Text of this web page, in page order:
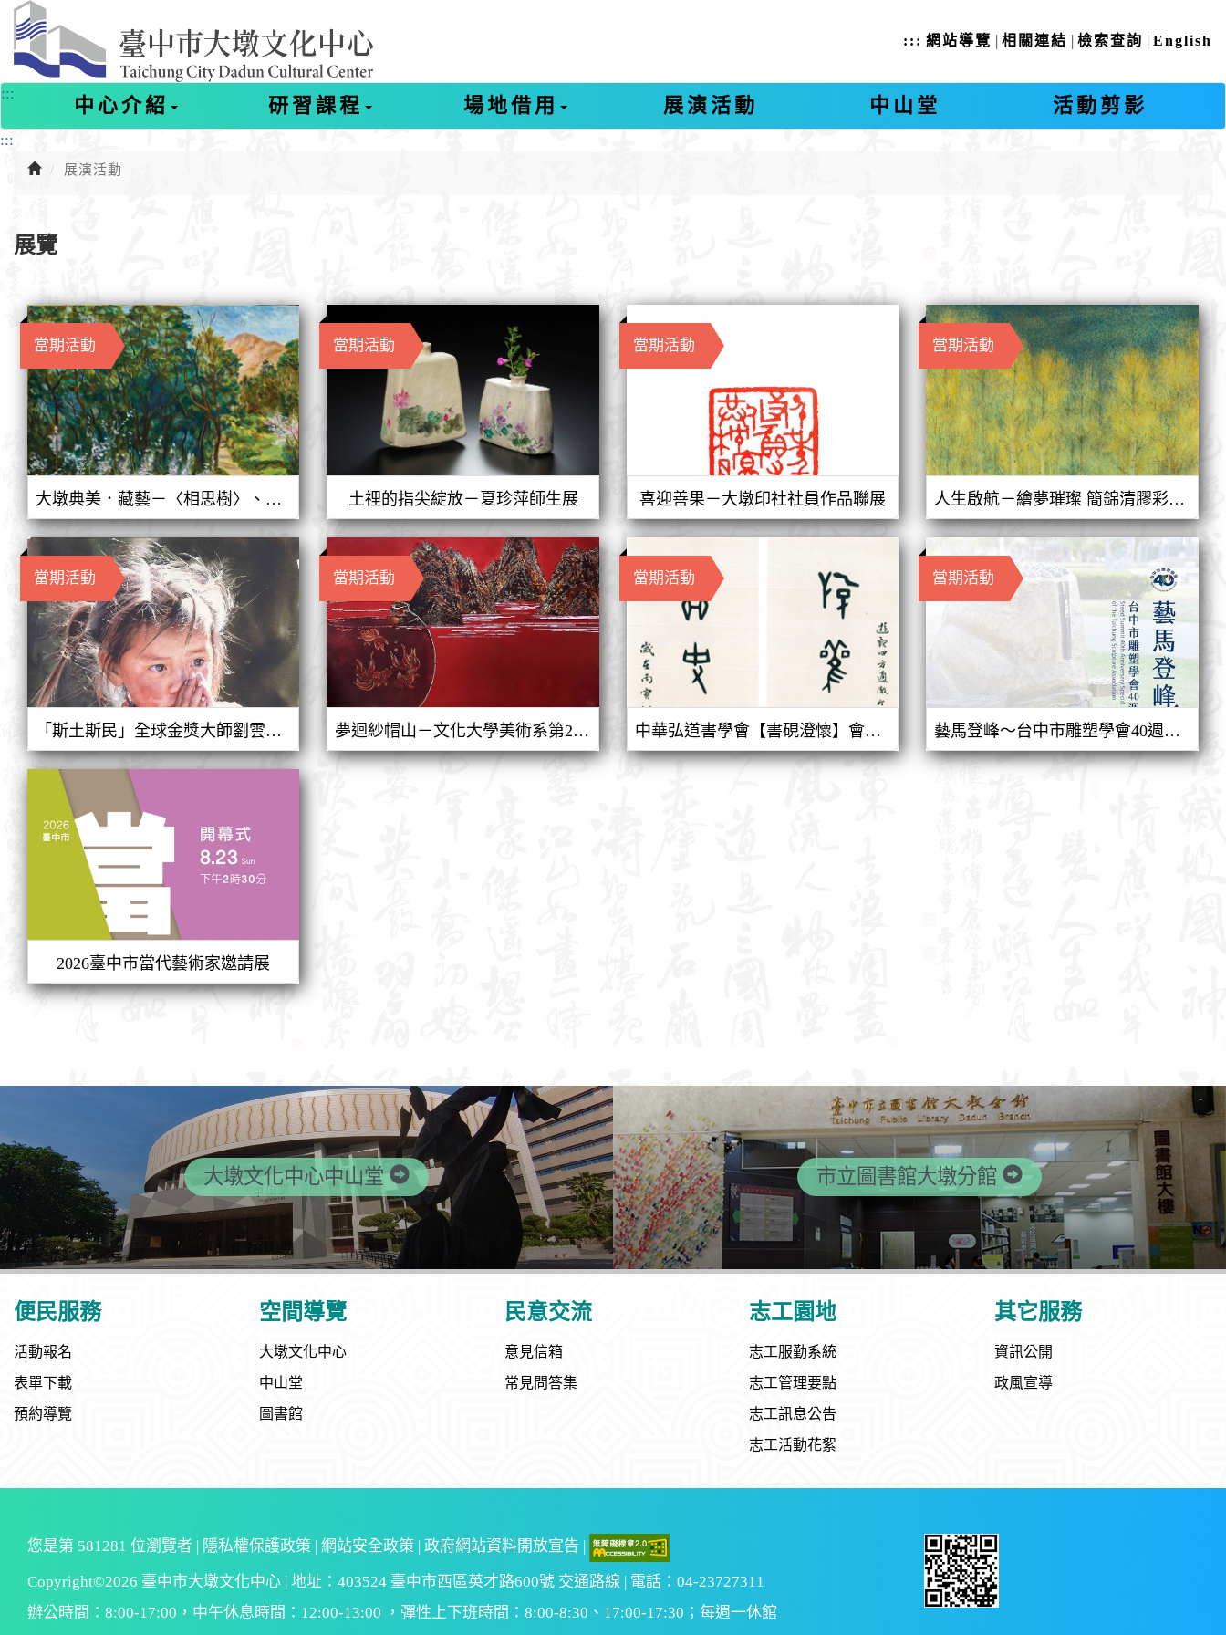
進
入
主
要
::: 網站導覽 |相關連結 |檢索查詢 |English
:::
中心介紹 研習課程 場地借用 展演活動 中山堂 活動剪影
:::
展演活動
展覽
當期活動
大墩典美．藏藝－〈相思樹〉、〈金色風光〉、〈五葉松蔭〉、〈一帆風順〉、〈古梅直筒〉、〈道〉
當期活動
土𥚃的指尖綻放－夏珍萍師生展
當期活動
喜迎善果－大墩印社社員作品聯展
當期活動
人生啟航－繪夢璀璨 簡錦清膠彩畫個展
當期活動
「斯土斯民」全球金獎大師劉雲生個展
當期活動
夢迴紗帽山－文化大學美術系第26屆聯展
當期活動
中華弘道書學會【書硯澄懷】會員聯展
當期活動
藝馬登峰～台中市雕塑學會40週年特展
2026臺中市當代藝術家邀請展
大墩文化中心中山堂 市立圖書館大墩分館
便民服務
活動報名
表單下載
預約導覽
空間導覽
大墩文化中心
中山堂
圖書館
民意交流
意見信箱
常見問答集
志工園地
志工服勤系統
志工管理要點
志工訊息公告
志工活動花絮
其它服務
資訊公開
政風宣導
您是第 581281 位瀏覽者 | 隱私權保護政策 網站安全政策 政府網站資料開放宣告
Copyright©2026 臺中市大墩文化中心 | 地址：403524 臺中市西區英才路600號 交通路線 | 電話：04-23727311
辦公時間：8:00-17:00，中午休息時間：12:00-13:00 ，彈性上下班時間：8:00-8:30、17:00-17:30；每週一休館